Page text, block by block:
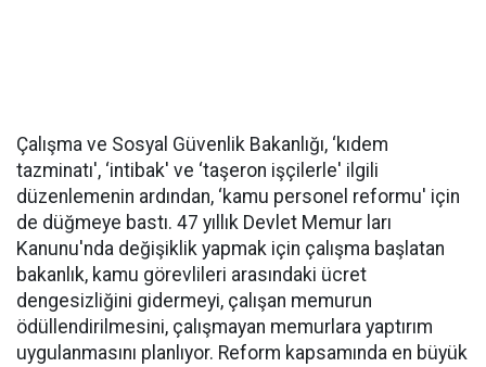
Çalışma ve Sosyal Güvenlik Bakanlığı, ‘kıdem
tazminatı', ‘intibak' ve ‘taşeron işçilerle' ilgili
düzenlemenin ardından, ‘kamu personel reformu' için
de düğmeye bastı. 47 yıllık Devlet Memur ları
Kanunu'nda değişiklik yapmak için çalışma başlatan
bakanlık, kamu görevlileri arasındaki ücret
dengesizliğini gidermeyi, çalışan memurun
ödüllendirilmesini, çalışmayan memurlara yaptırım
uygulanmasını planlıyor. Reform kapsamında en büyük